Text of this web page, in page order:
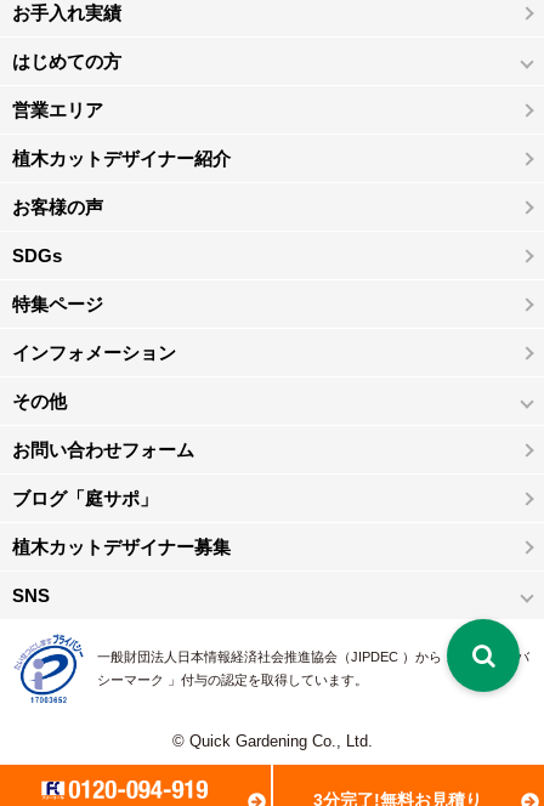
3分完了!無料お見積り
お手入れ実績
はじめての方
営業エリア
植木カットデザイナー紹介
お客様の声
SDGs
特集ページ
インフォメーション
その他
お問い合わせフォーム
ブログ「庭サポ」
植木カットデザイナー募集
SNS
一般財団法人日本情報経済社会推進協会（JIPDEC ）から 、「 プライバ
シーマーク 」付与の認定を取得しています。
© Quick Gardening Co., Ltd.